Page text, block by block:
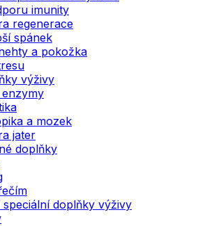
imunity
regenerace
spánek
a pokožka
výživy
a mozek
jater
doplňky
speciální doplňky výživy